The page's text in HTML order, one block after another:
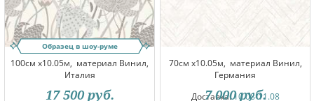
Образец в шоу-руме
100см x10.05м, материал Винил,
Италия
17 500 руб.
70см x10.05м, материал Винил,
Германия
Доставка:10.08-11.08
7 000 руб.